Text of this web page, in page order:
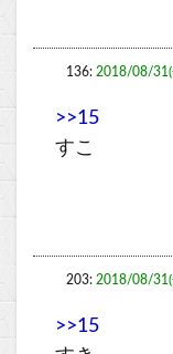
136: 2018/08/31(
>>15
すこ
203: 2018/08/31(
>>15